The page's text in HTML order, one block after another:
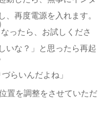
、再度電源を入れます。
ったら、お試しくださ
いな？」と思ったら再起
らいんだよね」
置を調整をさせていただ